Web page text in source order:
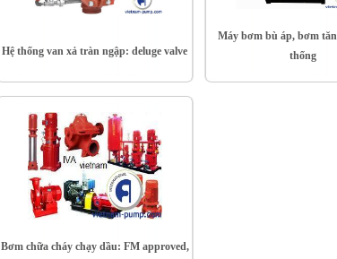
Hệ thống van xả tràn ngập: deluge valve
Máy bơm bù áp, bơm
thống
Bơm chữa cháy chạy dầu: FM approved,